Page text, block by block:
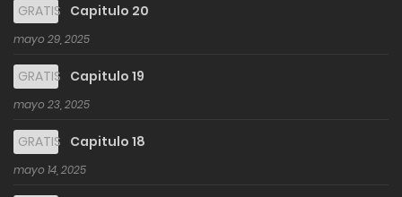
GRATIS Capitulo 20
mayo 29, 2025
GRATIS Capitulo 19
mayo 23, 2025
GRATIS Capitulo 18
mayo 14, 2025